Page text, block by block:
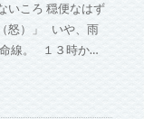
いころ 穏便なはず
怒）」 いや、雨
線。 １３時か…